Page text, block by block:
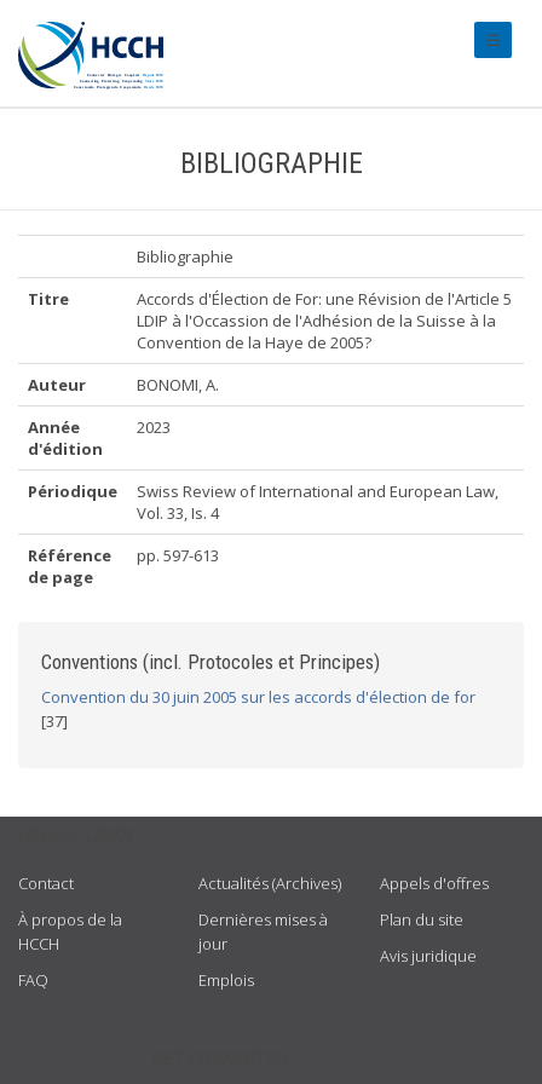
BIBLIOGRAPHIE
Bibliographie
Titre
Accords d'Élection de For: une Révision de l'Article 5
LDIP à l'Occassion de l'Adhésion de la Suisse à la
Convention de la Haye de 2005?
Auteur
BONOMI, A.
Année
d'édition
2023
Périodique
Swiss Review of International and European Law,
Vol. 33, Is. 4
Référence
de page
pp. 597-613
Conventions (incl. Protocoles et Principes)
Convention du 30 juin 2005 sur les accords d'élection de for
[37]
Contact
À propos de la
HCCH
FAQ
Actualités (Archives)
Dernières mises à
jour
Emplois
Appels d'offres
Plan du site
Avis juridique